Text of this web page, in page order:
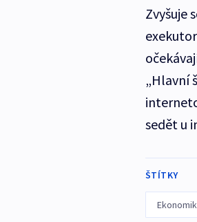
Zvyšuje
„Hlavní
sedět u
ŠTÍTKY